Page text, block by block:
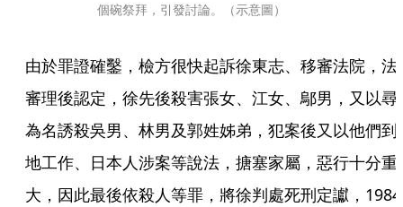
個碗祭拜，引發討論。（示意圖）
由於罪證確鑿，檢方很快起訴徐東志、移審法院，法
審理後認定，徐先後殺害張女、江女、鄔男，又以尋
為名誘殺吳男、林男及郭姓姊弟，犯案後又以他們到
地工作、日本人涉案等說法，搪塞家屬，惡行十分重
大，因此最後依殺人等罪，將徐判處死刑定讞，1984